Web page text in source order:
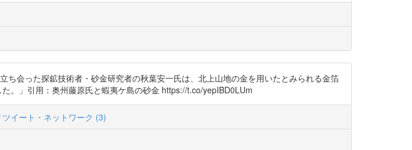
会った探鉱技術者・砂金研究者の秋葉安一氏は、北上山地の金を用いたとみられる金箔
。」引用：奥州藤原氏と蝦夷ケ島の砂金 https://t.co/yepIBD0LUm
ツイート・ネットワーク (3)